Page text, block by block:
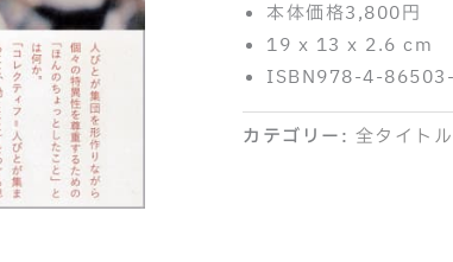
本体価格3,800円
19 x 13 x 2.6 cm
ISBN978-4-
カテゴリー: 全タイトル